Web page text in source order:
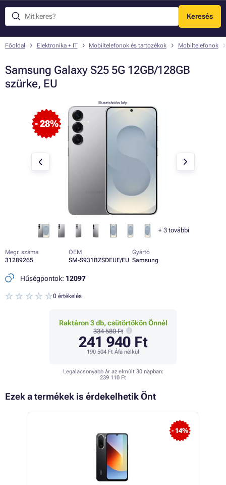
Keresés
Menü
Főoldal Elektronika + IT Mobiltelefonok és tartozékok Mobiltelefonok
Samsung Galaxy S25 5G 12GB/128GB
szürke, EU
- 28%
Illusztrációs kép
+ 3további
Megr. száma
31289265
OEM
SM-S931BZSDEUE/EU
Gyártó
Samsung
Hűségpontok: 12097
0 értékelés
Raktáron 3 db, csütörtökön Önnél
334 580 Ft
241 940 Ft
190 504 Ft Áfa nélkül
Legalacsonyabb ár az elmúlt 30 napban:
239 110 Ft
Ezek a termékek is érdekelhetik Önt
- 14%